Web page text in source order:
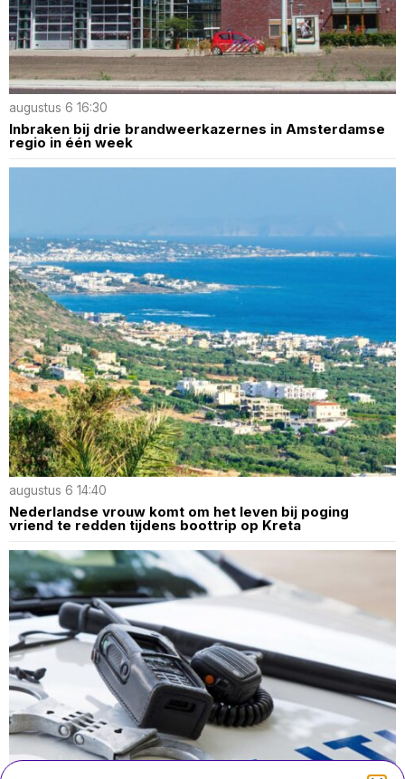
augustus 6 16:30
Inbraken bij drie brandweerkazernes in Amsterdamse
regio in één week
augustus 6 14:40
Nederlandse vrouw komt om het leven bij poging
vriend te redden tijdens boottrip op Kreta